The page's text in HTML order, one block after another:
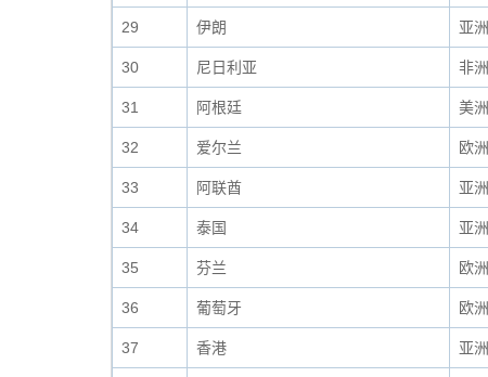
29 伊朗 亚洲
30 尼日利亚 非洲
31 阿根廷 美洲
32 爱尔兰 欧洲
33 阿联酋 亚洲
34 泰国 亚洲
35 芬兰 欧洲
36 葡萄牙 欧洲
37 香港 亚洲